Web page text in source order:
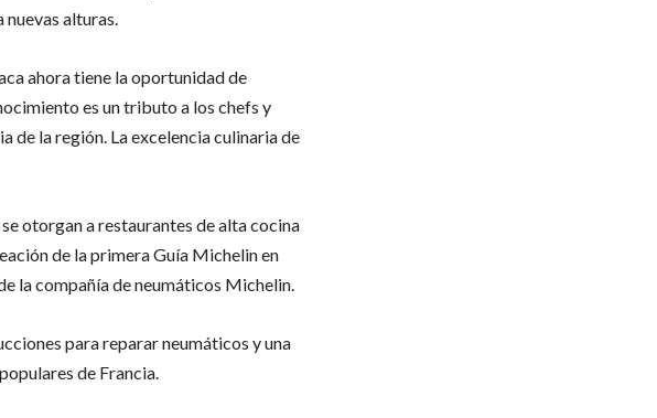
alturas.
ahora tiene la oportunidad de
es un tributo a los chefs y
de la región. La excelencia culinaria de
otorgan a restaurantes de alta cocina
de la primera Guía Michelin en
la compañía de neumáticos Michelin.
para reparar neumáticos y una
de Francia.